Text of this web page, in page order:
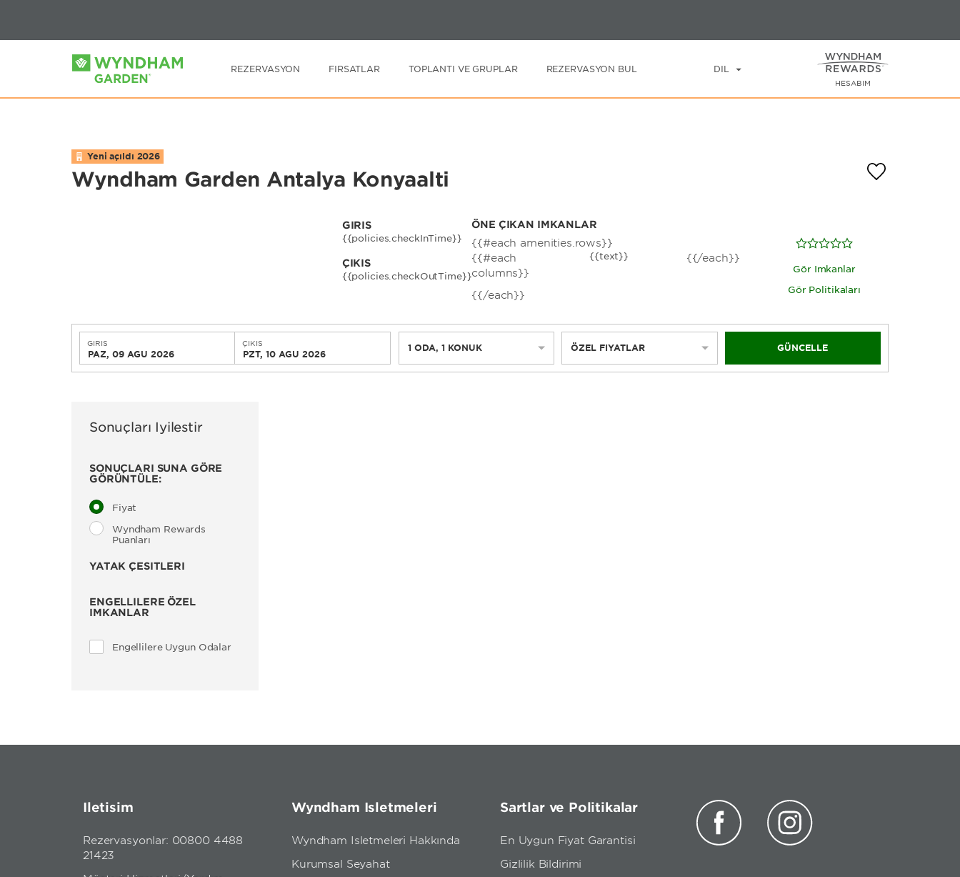
REZERVASYON FIRSATLAR TOPLANTI VE GRUPLAR REZERVASYON BUL DİL
HESABIM
Yeni açıldı 2026
Wyndham Garden Antalya Konyaalti
GIRIŞ
{{policies.checkInTime}}
ÇIKIŞ
{{policies.checkOutTime}}
ÖNE ÇIKAN İMKANLAR
{{#each amenities.rows}}
{{#each
columns}}
{{text}} {{/each}}
{{/each}}
Gör İmkanlar
Gör Politikaları
GIRIŞ
PAZ, 09 AĞU 2026
ÇIKIŞ
PZT, 10 AĞU 2026
1 ODA, 1 KONUK ÖZEL FIYATLAR GÜNCELLE
Sonuçları İyileştir
SONUÇLARI ŞUNA GÖRE
GÖRÜNTÜLE:
Fiyat
Wyndham Rewards
Puanları
YATAK ÇEŞİTLERİ
ENGELLILERE ÖZEL
İMKANLAR
Engellilere Uygun Odalar
İletişim
Rezervasyonlar: 00800 4488
21423
Wyndham İşletmeleri
Wyndham İşletmeleri Hakkında
Kurumsal Seyahat
Şartlar ve Politikalar
En Uygun Fiyat Garantisi
Gizlilik Bildirimi